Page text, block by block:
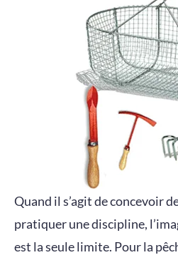
Quand il s’agit de concevoir
pratiquer une discipline,
est la seule limite. Pour la